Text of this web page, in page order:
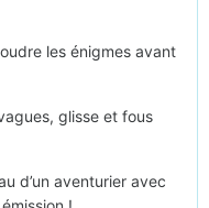
les énigmes avant
glisse et fous
d’un aventurier avec